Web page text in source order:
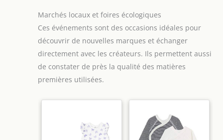
Marchés locaux et foires écologiques
Ces événements sont des occasions idéales pour
découvrir de nouvelles marques et échanger
directement avec les créateurs. Ils permettent aussi
de constater de près la qualité des matières
premières utilisées.